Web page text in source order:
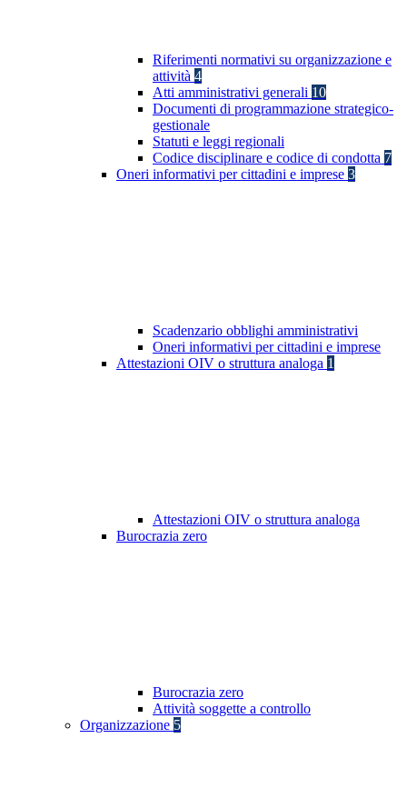
Riferimenti normativi su organizzazione e
attività 4
Atti amministrativi generali 10
Documenti di programmazione strategico-
gestionale
Statuti e leggi regionali
Codice disciplinare e codice di condotta 7
Oneri informativi per cittadini e imprese 3
Scadenzario obblighi amministrativi
Oneri informativi per cittadini e imprese
Attestazioni OIV o struttura analoga 1
Attestazioni OIV o struttura analoga
Burocrazia zero
Burocrazia zero
Attività soggette a controllo
Organizzazione 5